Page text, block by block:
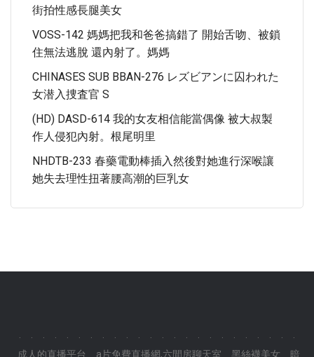
街拍性感長腿美女
VOSS-142 媽媽把我和爸爸搞錯了 開始舌吻、被鎖
住無法逃脫 還內射了。媽媽
CHINASES SUB BBAN-276 レズビアンに囚われた
女潜入捜査官 S
(HD) DASD-614 我的女友相信能當偶像 被大叔製
作人侵犯內射。根尾明里
NHDTB-233 春藥電動棒插入然後對她進行深喉讓
她失去理性扭著腰高潮的巨乳女
成人的直播平台
a片免費直播網,六間房聊天室 黑絲襪美女 暗